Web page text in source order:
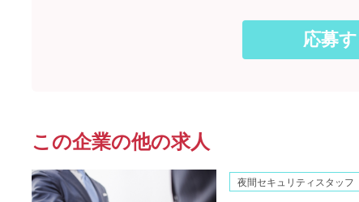
この企業の他の求人
夜間セキュリティスタッフ